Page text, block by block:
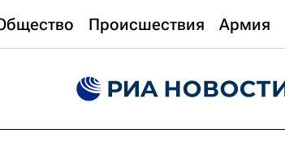
Происшествия Армия